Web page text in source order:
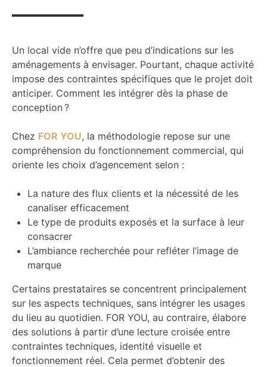
Un local vide n’offre que peu d’indications sur les
aménagements à envisager. Pourtant, chaque activité
impose des contraintes spécifiques que le projet doit
anticiper. Comment les intégrer dès la phase de
conception ?
Chez FOR YOU, la méthodologie repose sur une
compréhension du fonctionnement commercial, qui
oriente les choix d’agencement selon :
La nature des flux clients et la nécessité de les
canaliser efficacement
Le type de produits exposés et la surface à leur
consacrer
L’ambiance recherchée pour refléter l’image de
marque
Certains prestataires se concentrent principalement
sur les aspects techniques, sans intégrer les usages
du lieu au quotidien. FOR YOU, au contraire, élabore
des solutions à partir d’une lecture croisée entre
contraintes techniques, identité visuelle et
fonctionnement réel. Cela permet d’obtenir des